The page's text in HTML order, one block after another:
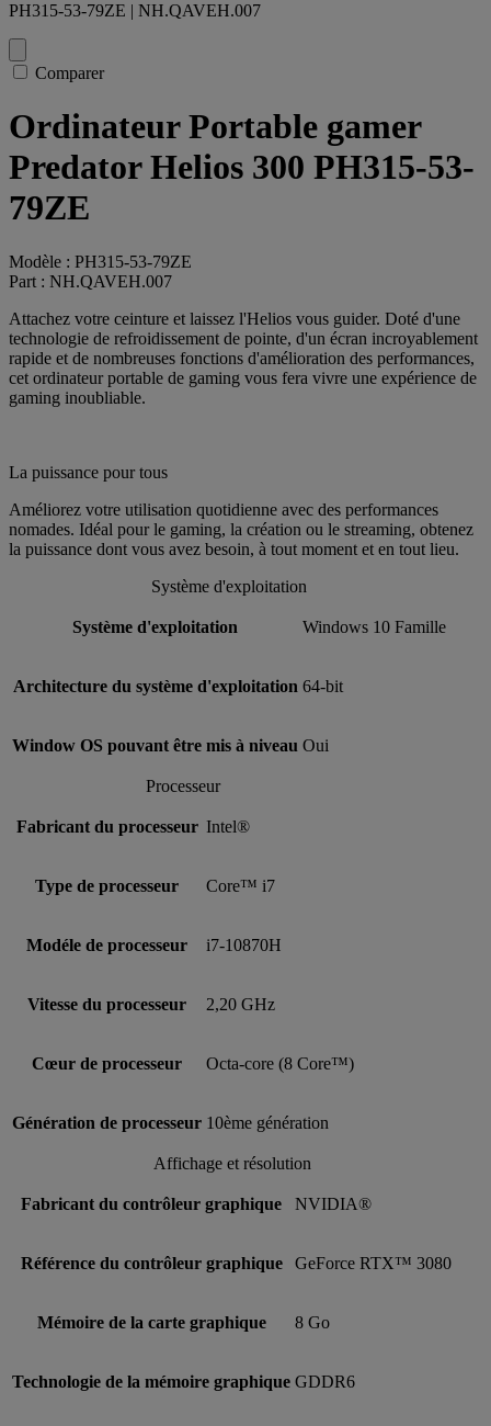
PH315-53-79ZE | NH.QAVEH.007
Comparer
Ordinateur Portable gamer
Predator Helios 300 PH315-53-
79ZE
Modèle : PH315-53-79ZE
Part : NH.QAVEH.007
Attachez votre ceinture et laissez l'Helios vous guider. Doté d'une
technologie de refroidissement de pointe, d'un écran incroyablement
rapide et de nombreuses fonctions d'amélioration des performances,
cet ordinateur portable de gaming vous fera vivre une expérience de
gaming inoubliable.
La puissance pour tous
Améliorez votre utilisation quotidienne avec des performances
nomades. Idéal pour le gaming, la création ou le streaming, obtenez
la puissance dont vous avez besoin, à tout moment et en tout lieu.
Système d'exploitation
Système d'exploitation Windows 10 Famille
Architecture du système d'exploitation 64-bit
Window OS pouvant être mis à niveau Oui
Processeur
Fabricant du processeur Intel®
Type de processeur Core™ i7
Modéle de processeur i7-10870H
Vitesse du processeur 2,20 GHz
Cœur de processeur Octa-core (8 Core™)
Génération de processeur 10ème génération
Affichage et résolution
Fabricant du contrôleur graphique NVIDIA®
Référence du contrôleur graphique GeForce RTX™ 3080
Mémoire de la carte graphique 8 Go
Technologie de la mémoire graphique GDDR6